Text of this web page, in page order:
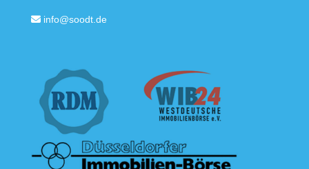
info@soodt.de